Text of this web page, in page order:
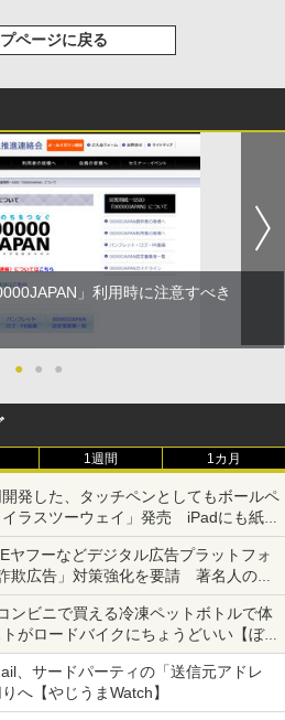
プページに戻る
」利用時に注意すべき
● ● ●
1週間 1カ月
発した、タッチペンとしてもボールペ
ラスツーウェイ」発売 iPadにも紙に
る
ヤフーなどデジタル広告プラットフォ
欺広告」対策強化を要請 著名人の写
などへの対策として
ビニで買える冷凍ペットボトルで体
がロードバイクにちょうどいい【ぼっ
【空いた時間でなにしてる？】
、サードパーティの「送信元アドレ
へ【やじうまWatch】